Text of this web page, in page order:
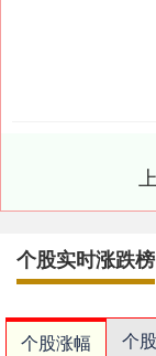
个股实时涨跌榜
个股涨幅 个